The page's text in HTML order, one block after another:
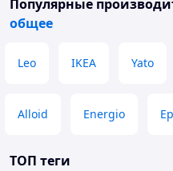
Популярные
общее
Leo IKEA Yato
Alloid Energio
ТОП теги